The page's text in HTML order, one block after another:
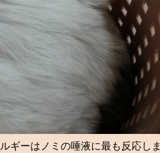
ギーはノミの唾液に最も反応しま